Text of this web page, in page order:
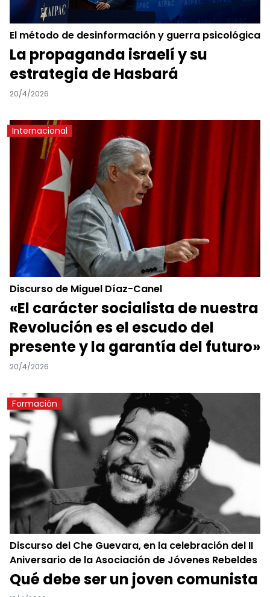
El método de desinformación y guerra psicológica
La propaganda israelí y su
estrategia de Hasbará
20/4/2026
Internacional
Discurso de Miguel Díaz-Canel
«El carácter socialista de nuestra
Revolución es el escudo del
presente y la garantía del futuro»
20/4/2026
Formación
Discurso del Che Guevara, en la celebración del II
Aniversario de la Asociación de Jóvenes Rebeldes
Qué debe ser un joven comunista